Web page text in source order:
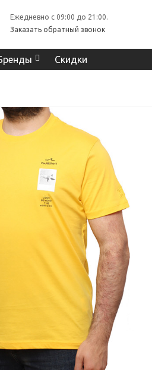
Ежедневно с 09:00 до 21:00.
Заказать обратный звонок
Скидки